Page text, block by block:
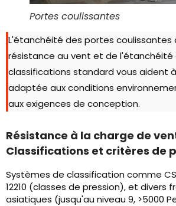
Portes coulissantes
L'étanchéité des portes coulissantes
résistance au vent et de l'étanchéité
classifications standard vous aident
adaptée aux conditions
aux exigences de conception.
Résistance à la charge de
Classifications et critères de
Systèmes de classification comme
12210 (classes de pression), et divers
asiatiques (jusqu'au niveau 9, >5000